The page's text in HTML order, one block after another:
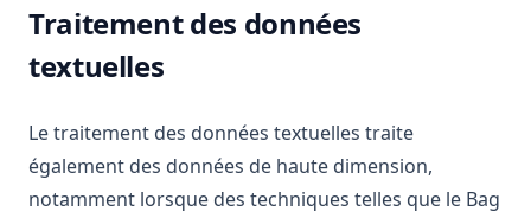
Traitement des données
textuelles
Le traitement des données textuelles traite
également des données de haute dimension,
notamment lorsque des techniques telles que le Bag